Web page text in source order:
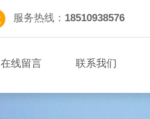
服务热线： 18510938576
在线留言 联系我们